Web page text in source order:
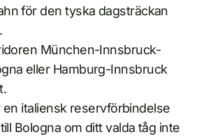
för den tyska dagsträckan
München-Innsbruck-
eller Hamburg-Innsbruck
en italiensk reservförbindelse
Bologna om ditt valda tåg inte